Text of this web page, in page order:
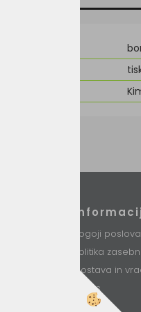
Pogoji
Politika
Dostava in
O nas
Kontakt